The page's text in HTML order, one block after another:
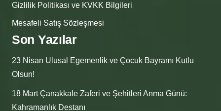
Gizlilik Politikası ve KVKK Bilgileri
Mesafeli Satış Sözleşmesi
Son Yazılar
23 Nisan Ulusal Egemenlik ve Çocuk Bayramı Kutlu
Olsun!
18 Mart Çanakkale Zaferi ve Şehitleri Anma Günü:
Kahramanlık Destanı